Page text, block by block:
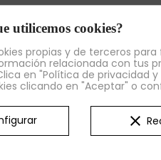
utilicemos cookies?
propias y de terceros
relacionada con tus
en "Política de privacidad
clicando en "Aceptar" o
clear